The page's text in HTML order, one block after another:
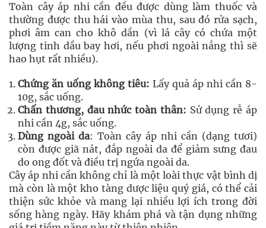
Toàn cây áp nhi cần đều được dùng làm thuốc và
thường được thu hái vào mùa thu, sau đó rửa sạch,
phơi âm can cho khô dần (vì lá cây có chứa một
lượng tinh dầu bay hơi, nếu phơi ngoài nắng thì sẽ
hao hụt rất nhiều).
Chứng ăn uống không tiêu: Lấy quả áp nhi cần 8-
10g, sắc uống.
Chấn thương, đau nhức toàn thân: Sử dụng rễ áp
nhi cần 4g, sắc uống.
Dùng ngoài da: Toàn cây áp nhi cần (dạng tươi)
còn được giã nát, đắp ngoài da để giảm sưng đau
do ong đốt và điều trị ngứa ngoài da.
Cây áp nhi cần không chỉ là một loài thực vật bình dị
mà còn là một kho tàng dược liệu quý giá, có thể cải
thiện sức khỏe và mang lại nhiều lợi ích trong đời
sống hàng ngày. Hãy khám phá và tận dụng những